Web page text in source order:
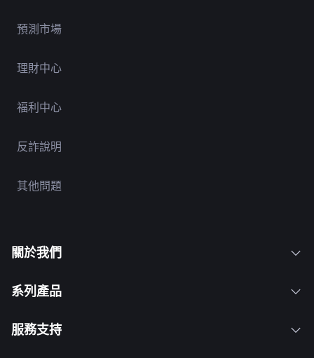
預測市場
理財中心
福利中心
反詐說明
其他問題
關於我們
系列產品
服務支持